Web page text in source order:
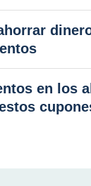
en los